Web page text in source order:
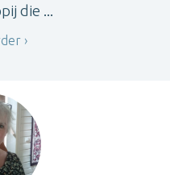
die ...